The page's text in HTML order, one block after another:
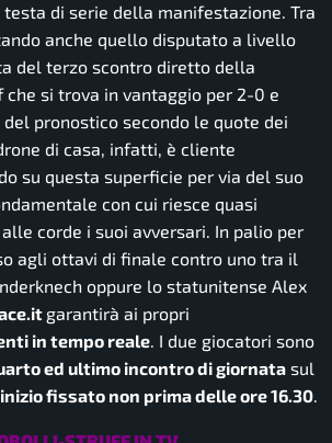
di serie della manifestazione. Tra
anche quello disputato a livello
del terzo scontro diretto della
che si trova in vantaggio per 2-0 e
pronostico secondo le quote dei
di casa, infatti, è cliente
su questa superficie per via del suo
con cui riesce quasi
corde i suoi avversari. In palio per
agli ottavi di finale contro uno tra il
oppure lo statunitense Alex
garantirà ai propri
in tempo reale. I due giocatori sono
ed ultimo incontro di giornata sul
inizio fissato non prima delle ore 16.30.